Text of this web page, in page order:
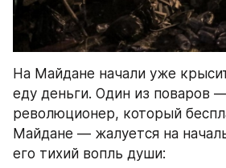
На Майдане начали уже
еду деньги. Один из поваров
революционер, который
Майдане — жалуется на
его тихий вопль души: